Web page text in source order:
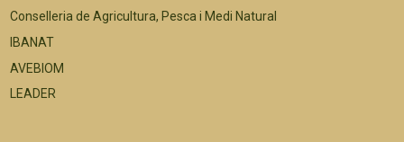
Conselleria de Agricultura, Pesca i Medi Natural
IBANAT
AVEBIOM
LEADER